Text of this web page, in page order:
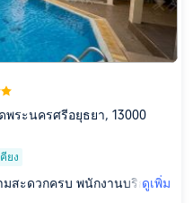
พระนครศรีอยุธยา, 13000
ยง
มสะดวกครบ พนักงานบริการดี
ดูเพิ่ม